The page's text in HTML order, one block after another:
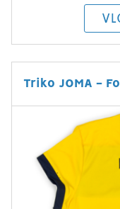
Triko JOMA -